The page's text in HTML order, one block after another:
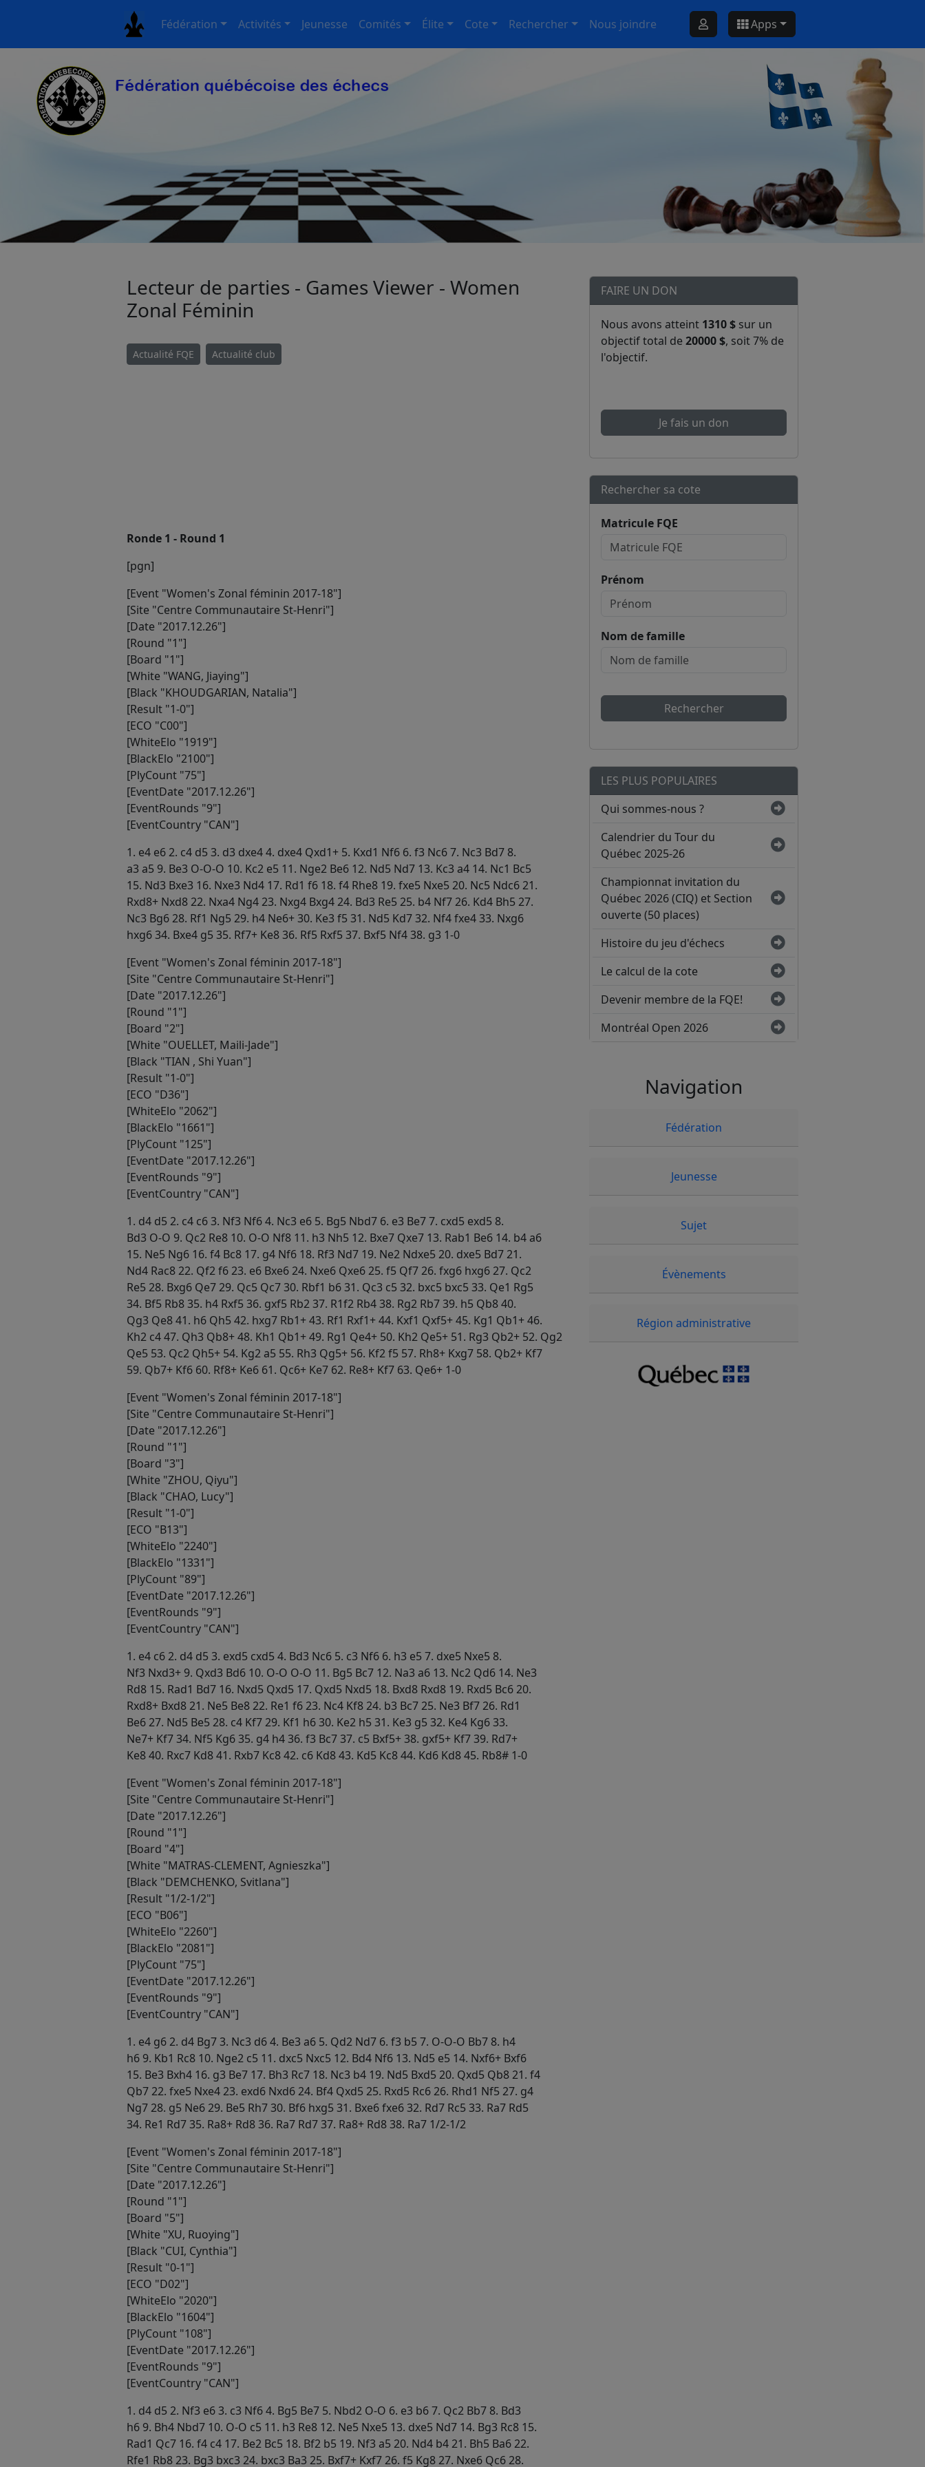
Fédération Activités Jeunesse Comités Élite Cote Rechercher Nous joindre Apps
Lecteur de parties - Games Viewer - Women
Zonal Féminin
Actualité FQE Actualité club
Ronde 1 - Round 1
[pgn]
[Event "Women's Zonal féminin 2017-18"]
[Site "Centre Communautaire St-Henri"]
[Date "2017.12.26"]
[Round "1"]
[Board "1"]
[White "WANG, Jiaying"]
[Black "KHOUDGARIAN, Natalia"]
[Result "1-0"]
[ECO "C00"]
[WhiteElo "1919"]
[BlackElo "2100"]
[PlyCount "75"]
[EventDate "2017.12.26"]
[EventRounds "9"]
[EventCountry "CAN"]
1. e4 e6 2. c4 d5 3. d3 dxe4 4. dxe4 Qxd1+ 5. Kxd1 Nf6 6. f3 Nc6 7. Nc3 Bd7 8.
a3 a5 9. Be3 O-O-O 10. Kc2 e5 11. Nge2 Be6 12. Nd5 Nd7 13. Kc3 a4 14. Nc1 Bc5
15. Nd3 Bxe3 16. Nxe3 Nd4 17. Rd1 f6 18. f4 Rhe8 19. fxe5 Nxe5 20. Nc5 Ndc6 21.
Rxd8+ Nxd8 22. Nxa4 Ng4 23. Nxg4 Bxg4 24. Bd3 Re5 25. b4 Nf7 26. Kd4 Bh5 27.
Nc3 Bg6 28. Rf1 Ng5 29. h4 Ne6+ 30. Ke3 f5 31. Nd5 Kd7 32. Nf4 fxe4 33. Nxg6
hxg6 34. Bxe4 g5 35. Rf7+ Ke8 36. Rf5 Rxf5 37. Bxf5 Nf4 38. g3 1-0
[Event "Women's Zonal féminin 2017-18"]
[Site "Centre Communautaire St-Henri"]
[Date "2017.12.26"]
[Round "1"]
[Board "2"]
[White "OUELLET, Maili-Jade"]
[Black "TIAN , Shi Yuan"]
[Result "1-0"]
[ECO "D36"]
[WhiteElo "2062"]
[BlackElo "1661"]
[PlyCount "125"]
[EventDate "2017.12.26"]
[EventRounds "9"]
[EventCountry "CAN"]
1. d4 d5 2. c4 c6 3. Nf3 Nf6 4. Nc3 e6 5. Bg5 Nbd7 6. e3 Be7 7. cxd5 exd5 8.
Bd3 O-O 9. Qc2 Re8 10. O-O Nf8 11. h3 Nh5 12. Bxe7 Qxe7 13. Rab1 Be6 14. b4 a6
15. Ne5 Ng6 16. f4 Bc8 17. g4 Nf6 18. Rf3 Nd7 19. Ne2 Ndxe5 20. dxe5 Bd7 21.
Nd4 Rac8 22. Qf2 f6 23. e6 Bxe6 24. Nxe6 Qxe6 25. f5 Qf7 26. fxg6 hxg6 27. Qc2
Re5 28. Bxg6 Qe7 29. Qc5 Qc7 30. Rbf1 b6 31. Qc3 c5 32. bxc5 bxc5 33. Qe1 Rg5
34. Bf5 Rb8 35. h4 Rxf5 36. gxf5 Rb2 37. R1f2 Rb4 38. Rg2 Rb7 39. h5 Qb8 40.
Qg3 Qe8 41. h6 Qh5 42. hxg7 Rb1+ 43. Rf1 Rxf1+ 44. Kxf1 Qxf5+ 45. Kg1 Qb1+ 46.
Kh2 c4 47. Qh3 Qb8+ 48. Kh1 Qb1+ 49. Rg1 Qe4+ 50. Kh2 Qe5+ 51. Rg3 Qb2+ 52. Qg2
Qe5 53. Qc2 Qh5+ 54. Kg2 a5 55. Rh3 Qg5+ 56. Kf2 f5 57. Rh8+ Kxg7 58. Qb2+ Kf7
59. Qb7+ Kf6 60. Rf8+ Ke6 61. Qc6+ Ke7 62. Re8+ Kf7 63. Qe6+ 1-0
[Event "Women's Zonal féminin 2017-18"]
[Site "Centre Communautaire St-Henri"]
[Date "2017.12.26"]
[Round "1"]
[Board "3"]
[White "ZHOU, Qiyu"]
[Black "CHAO, Lucy"]
[Result "1-0"]
[ECO "B13"]
[WhiteElo "2240"]
[BlackElo "1331"]
[PlyCount "89"]
[EventDate "2017.12.26"]
[EventRounds "9"]
[EventCountry "CAN"]
1. e4 c6 2. d4 d5 3. exd5 cxd5 4. Bd3 Nc6 5. c3 Nf6 6. h3 e5 7. dxe5 Nxe5 8.
Nf3 Nxd3+ 9. Qxd3 Bd6 10. O-O O-O 11. Bg5 Bc7 12. Na3 a6 13. Nc2 Qd6 14. Ne3
Rd8 15. Rad1 Bd7 16. Nxd5 Qxd5 17. Qxd5 Nxd5 18. Bxd8 Rxd8 19. Rxd5 Bc6 20.
Rxd8+ Bxd8 21. Ne5 Be8 22. Re1 f6 23. Nc4 Kf8 24. b3 Bc7 25. Ne3 Bf7 26. Rd1
Be6 27. Nd5 Be5 28. c4 Kf7 29. Kf1 h6 30. Ke2 h5 31. Ke3 g5 32. Ke4 Kg6 33.
Ne7+ Kf7 34. Nf5 Kg6 35. g4 h4 36. f3 Bc7 37. c5 Bxf5+ 38. gxf5+ Kf7 39. Rd7+
Ke8 40. Rxc7 Kd8 41. Rxb7 Kc8 42. c6 Kd8 43. Kd5 Kc8 44. Kd6 Kd8 45. Rb8# 1-0
[Event "Women's Zonal féminin 2017-18"]
[Site "Centre Communautaire St-Henri"]
[Date "2017.12.26"]
[Round "1"]
[Board "4"]
[White "MATRAS-CLEMENT, Agnieszka"]
[Black "DEMCHENKO, Svitlana"]
[Result "1/2-1/2"]
[ECO "B06"]
[WhiteElo "2260"]
[BlackElo "2081"]
[PlyCount "75"]
[EventDate "2017.12.26"]
[EventRounds "9"]
[EventCountry "CAN"]
1. e4 g6 2. d4 Bg7 3. Nc3 d6 4. Be3 a6 5. Qd2 Nd7 6. f3 b5 7. O-O-O Bb7 8. h4
h6 9. Kb1 Rc8 10. Nge2 c5 11. dxc5 Nxc5 12. Bd4 Nf6 13. Nd5 e5 14. Nxf6+ Bxf6
15. Be3 Bxh4 16. g3 Be7 17. Bh3 Rc7 18. Nc3 b4 19. Nd5 Bxd5 20. Qxd5 Qb8 21. f4
Qb7 22. fxe5 Nxe4 23. exd6 Nxd6 24. Bf4 Qxd5 25. Rxd5 Rc6 26. Rhd1 Nf5 27. g4
Ng7 28. g5 Ne6 29. Be5 Rh7 30. Bf6 hxg5 31. Bxe6 fxe6 32. Rd7 Rc5 33. Ra7 Rd5
34. Re1 Rd7 35. Ra8+ Rd8 36. Ra7 Rd7 37. Ra8+ Rd8 38. Ra7 1/2-1/2
[Event "Women's Zonal féminin 2017-18"]
[Site "Centre Communautaire St-Henri"]
[Date "2017.12.26"]
[Round "1"]
[Board "5"]
[White "XU, Ruoying"]
[Black "CUI, Cynthia"]
[Result "0-1"]
[ECO "D02"]
[WhiteElo "2020"]
[BlackElo "1604"]
[PlyCount "108"]
[EventDate "2017.12.26"]
[EventRounds "9"]
[EventCountry "CAN"]
1. d4 d5 2. Nf3 e6 3. c3 Nf6 4. Bg5 Be7 5. Nbd2 O-O 6. e3 b6 7. Qc2 Bb7 8. Bd3
h6 9. Bh4 Nbd7 10. O-O c5 11. h3 Re8 12. Ne5 Nxe5 13. dxe5 Nd7 14. Bg3 Rc8 15.
Rad1 Qc7 16. f4 c4 17. Be2 Bc5 18. Bf2 b5 19. Nf3 a5 20. Nd4 b4 21. Bh5 Ba6 22.
Rfe1 Rb8 23. Bg3 bxc3 24. bxc3 Ba3 25. Bxf7+ Kxf7 26. f5 Kg8 27. Nxe6 Qc6 28.
FAIRE UN DON
Nous avons atteint 1310 $ sur un
objectif total de 20000 $, soit 7% de
l'objectif.
Je fais un don
Rechercher sa cote
Matricule FQE
Prénom
Nom de famille
Rechercher
LES PLUS POPULAIRES
Qui sommes-nous ?
Calendrier du Tour du
Québec 2025-26
Championnat invitation du
Québec 2026 (CIQ) et Section
ouverte (50 places)
Histoire du jeu d'échecs
Le calcul de la cote
Devenir membre de la FQE!
Montréal Open 2026
Navigation
Fédération
Jeunesse
Sujet
Évènements
Région administrative